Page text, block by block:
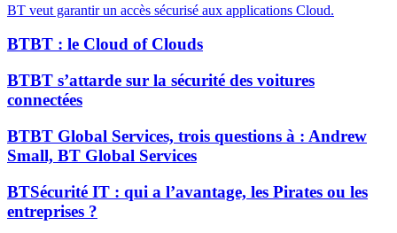
BT veut garantir un accès sécurisé aux applications Cloud.
BTBT : le Cloud of Clouds
BTBT s’attarde sur la sécurité des voitures
connectées
BTBT Global Services, trois questions à : Andrew
Small, BT Global Services
BTSécurité IT : qui a l’avantage, les Pirates ou les
entreprises ?